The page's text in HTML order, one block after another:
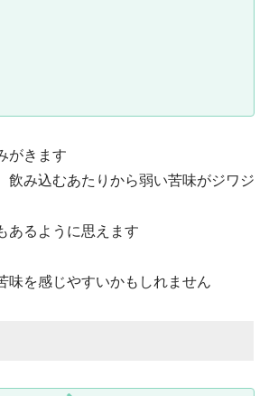
がきます
飲み込むあたりから弱い苦味がジワジ
あるように思えます
味を感じやすいかもしれません